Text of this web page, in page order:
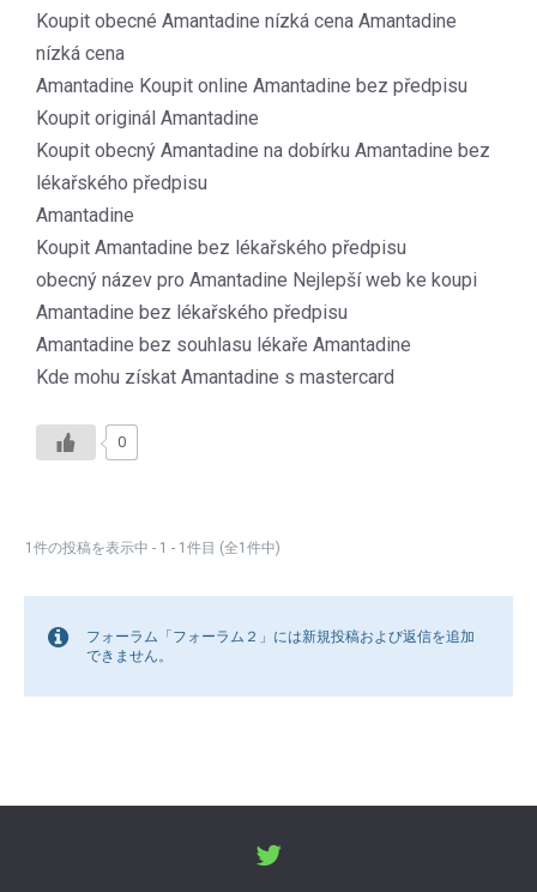
Koupit obecné Amantadine nízká cena Amantadine
nízká cena
Amantadine Koupit online Amantadine bez předpisu
Koupit originál Amantadine
Koupit obecný Amantadine na dobírku Amantadine bez
lékařského předpisu
Amantadine
Koupit Amantadine bez lékařského předpisu
obecný název pro Amantadine Nejlepší web ke koupi
Amantadine bez lékařského předpisu
Amantadine bez souhlasu lékaře Amantadine
Kde mohu získat Amantadine s mastercard
0
1件の投稿を表示中 - 1 - 1件目 (全1件中)
フォーラム「フォーラム２」には新規投稿および返信を追加
できません。